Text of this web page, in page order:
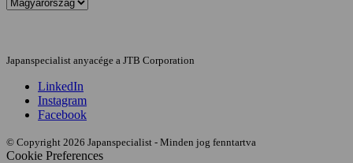
Japanspecialist anyacége a JTB Corporation
LinkedIn
Instagram
Facebook
© Copyright 2026 Japanspecialist - Minden jog fenntartva
Cookie Preferences